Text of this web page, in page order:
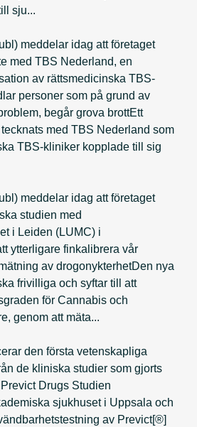
sju...
meddelar idag att företaget
med TBS Nederland, en
av rättsmedicinska TBS-
personer som på grund av
begår grova brottEtt
med TBS Nederland som
TBS-kliniker kopplade till sig
meddelar idag att företaget
studien med
i Leiden (LUMC) i
ytterligare finkalibrera vår
av drogonykterhetDen nya
frivilliga och syftar till att
för Cannabis och
genom att mäta...
den första vetenskapliga
de kliniska studier som gjorts
Drugs Studien
sjukhuset i Uppsala och
av Previct[®]